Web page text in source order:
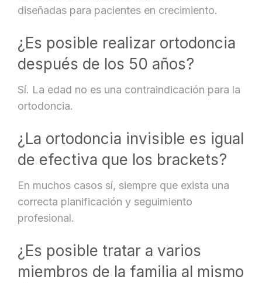
diseñadas para pacientes en crecimiento.
¿Es posible realizar ortodoncia
después de los 50 años?
Sí. La edad no es una contraindicación para la
ortodoncia.
¿La ortodoncia invisible es igual
de efectiva que los brackets?
En muchos casos sí, siempre que exista una
correcta planificación y seguimiento
profesional.
¿Es posible tratar a varios
miembros de la familia al mismo